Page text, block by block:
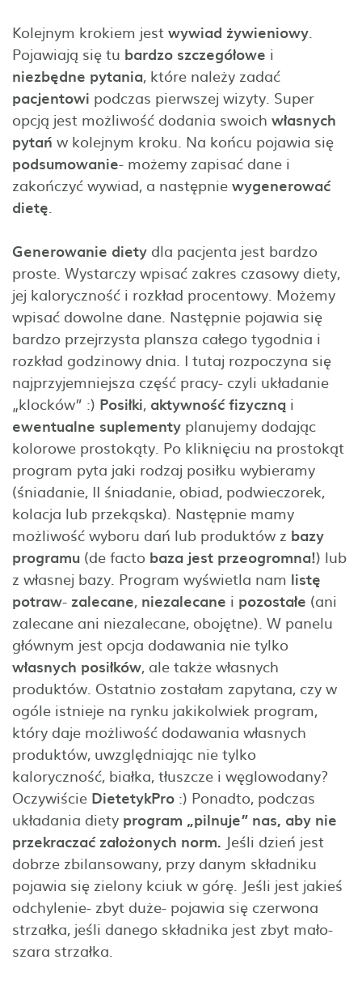
Kolejnym krokiem jestwywiad żywieniowy.
Pojawiają się tu bardzo szczegółowe i
niezbędne pytania, które należy zadać
pacjentowi podczas pierwszej wizyty. Super
opcją jest możliwość dodania swoich własnych
pytań w kolejnym kroku. Na końcu pojawia się
podsumowanie- możemy zapisać dane i
zakończyć wywiad, a następniewygenerować
dietę.
Generowanie diety dla pacjenta jest bardzo
proste. Wystarczy wpisać zakres czasowy diety,
jej kaloryczność i rozkład procentowy. Możemy
wpisać dowolne dane. Następnie pojawia się
bardzo przejrzysta plansza całego tygodnia i
rozkład godzinowy dnia. I tutaj rozpoczyna się
najprzyjemniejsza część pracy- czyli układanie
„klocków” :) Posiłki, aktywnośćfizyczną i
ewentualne suplementy planujemy dodając
kolorowe prostokąty. Po kliknięciu na prostokąt
program pyta jaki rodzaj posiłku wybieramy
(śniadanie, II śniadanie, obiad, podwieczorek,
kolacja lub przekąska). Następnie mamy
możliwość wyboru dań lub produktów z bazy
programu (de facto baza jest przeogromna!) lub
z własnej bazy. Program wyświetla nam listę
potraw-zalecane, niezalecane i pozostałe (ani
zalecane ani niezalecane, obojętne). W panelu
głównym jest opcja dodawania nie tylko
własnych posiłków, ale także własnych
produktów. Ostatnio zostałam zapytana, czy w
ogóle istnieje na rynku jakikolwiek program,
który daje możliwość dodawania własnych
produktów, uwzględniając nie tylko
kaloryczność, białka, tłuszcze i węglowodany?
Oczywiście DietetykPro :) Ponadto, podczas
układania diety program „pilnuje” nas, aby nie
przekraczać założonych norm. Jeśli dzień jest
dobrze zbilansowany, przy danym składniku
pojawia się zielony kciuk w górę. Jeśli jest jakieś
odchylenie- zbyt duże- pojawia się czerwona
strzałka, jeśli danego składnika jest zbyt mało-
szara strzałka.